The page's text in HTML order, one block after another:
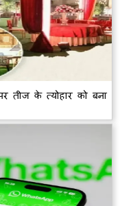
तीज के त्योहार को बना